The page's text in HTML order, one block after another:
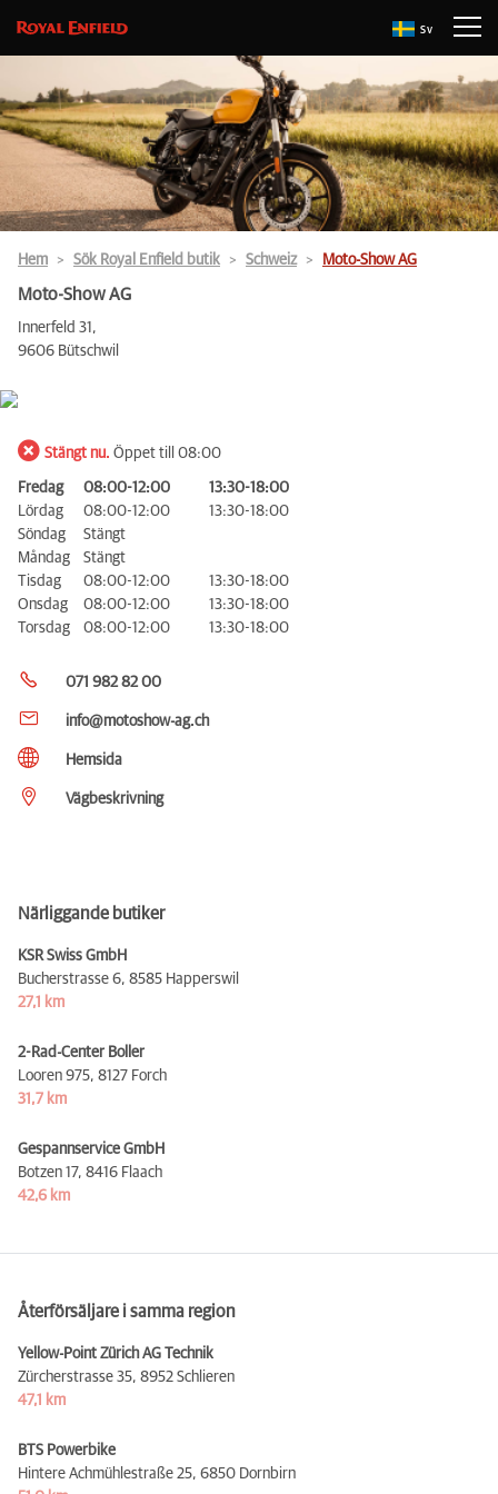
Sv
Hem Sök Royal Enfield butik Schweiz Moto-Show AG
Moto-Show AG
Innerfeld 31,
9606 Bütschwil
Stängt nu. Öppet till 08:00
Fredag 08:00-12:00
13:30-18:00
Lördag
08:00-12:00
13:30-18:00
Söndag
Stängt
Måndag
Stängt
Tisdag
08:00-12:00
13:30-18:00
Onsdag
08:00-12:00
13:30-18:00
Torsdag
08:00-12:00 13:30-18:00
071 982 82 00
info@motoshow-ag.ch
Hemsida
Vägbeskrivning
Närliggande butiker
KSR Swiss GmbH
Bucherstrasse 6, 8585 Happerswil
27,1 km
2-Rad-Center Boller
Looren 975, 8127 Forch
31,7 km
Gespannservice GmbH
Botzen 17, 8416 Flaach
42,6 km
Återförsäljare i samma region
Yellow-Point Zürich AG Technik
Zürcherstrasse 35, 8952 Schlieren
47,1 km
BTS Powerbike
Hintere Achmühlestraße 25, 6850 Dornbirn